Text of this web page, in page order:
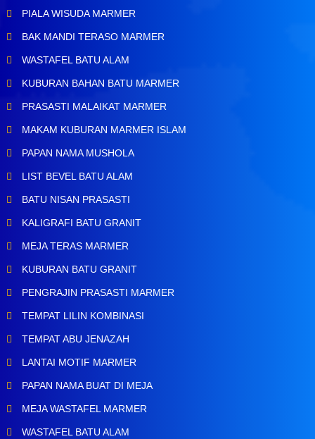
PIALA WISUDA MARMER
BAK MANDI TERASO MARMER
WASTAFEL BATU ALAM
KUBURAN BAHAN BATU MARMER
PRASASTI MALAIKAT MARMER
MAKAM KUBURAN MARMER ISLAM
PAPAN NAMA MUSHOLA
LIST BEVEL BATU ALAM
BATU NISAN PRASASTI
KALIGRAFI BATU GRANIT
MEJA TERAS MARMER
KUBURAN BATU GRANIT
PENGRAJIN PRASASTI MARMER
TEMPAT LILIN KOMBINASI
TEMPAT ABU JENAZAH
LANTAI MOTIF MARMER
PAPAN NAMA BUAT DI MEJA
MEJA WASTAFEL MARMER
WASTAFEL BATU ALAM